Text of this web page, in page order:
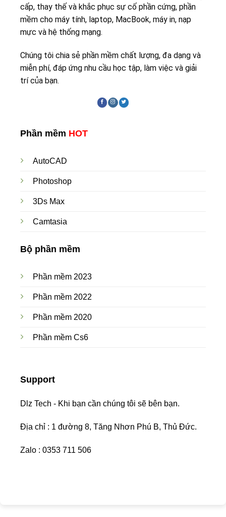
cấp, thay thế và khắc phục sự cố phần cứng, phần
mềm cho máy tính, laptop, MacBook, máy in, nạp
mực và hệ thống mạng.
Chúng tôi chia sẻ phần mềm chất lượng, đa dạng và
miễn phí, đáp ứng nhu cầu học tập, làm việc và giải
trí của bạn.
Phần mềm HOT
AutoCAD
Photoshop
3Ds Max
Camtasia
Bộ phần mềm
Phần mềm 2023
Phần mềm 2022
Phần mềm 2020
Phần mềm Cs6
Support
Dlz Tech - Khi bạn cần chúng tôi sẽ bên bạn.
Địa chỉ : 1 đường 8, Tăng Nhơn Phú B, Thủ Đức.
Zalo : 0353 711 506